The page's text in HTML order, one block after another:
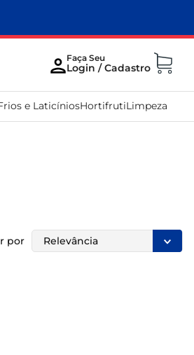
e LaticíniosHortifrutiLimpeza
por Relevância